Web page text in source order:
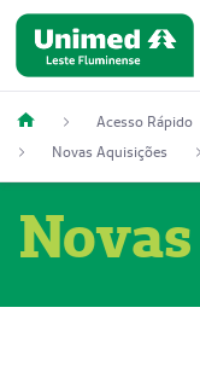
Acesso Rápido
Novas Aquisições